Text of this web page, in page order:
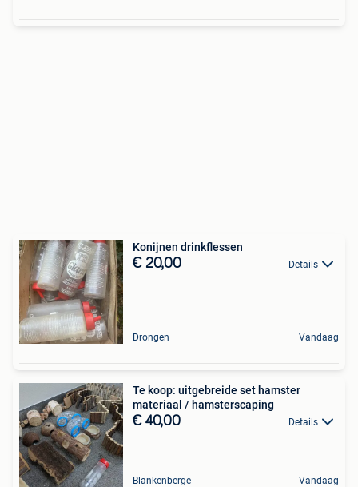
Konijnen drinkflessen
€ 20,00 Details
Drongen Vandaag
Te koop: uitgebreide set hamster
materiaal / hamsterscaping
€ 40,00 Details
Blankenberge Vandaag